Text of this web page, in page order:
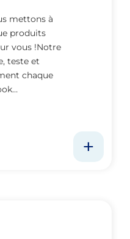
mettons à
produits
vous !Notre
teste et
chaque